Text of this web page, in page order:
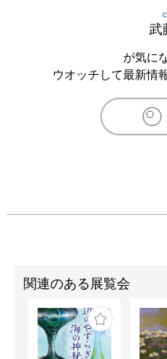
武
が気に
ウオッチして最新情
関連のある展覧会